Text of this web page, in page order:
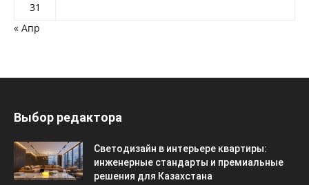
31
« Апр
Выбор редактора
Светодизайн в интерьере квартиры:
инженерные стандарты и премиальные
решения для Казахстана